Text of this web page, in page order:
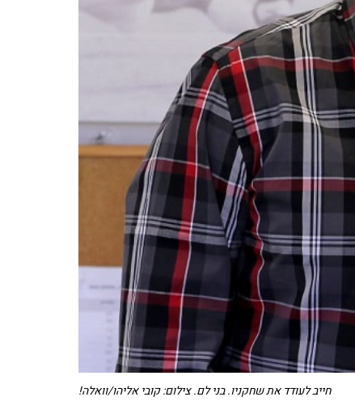
חייב לעודד את שחקניו. בני לם. צילום: קובי אליהו/וואלה!